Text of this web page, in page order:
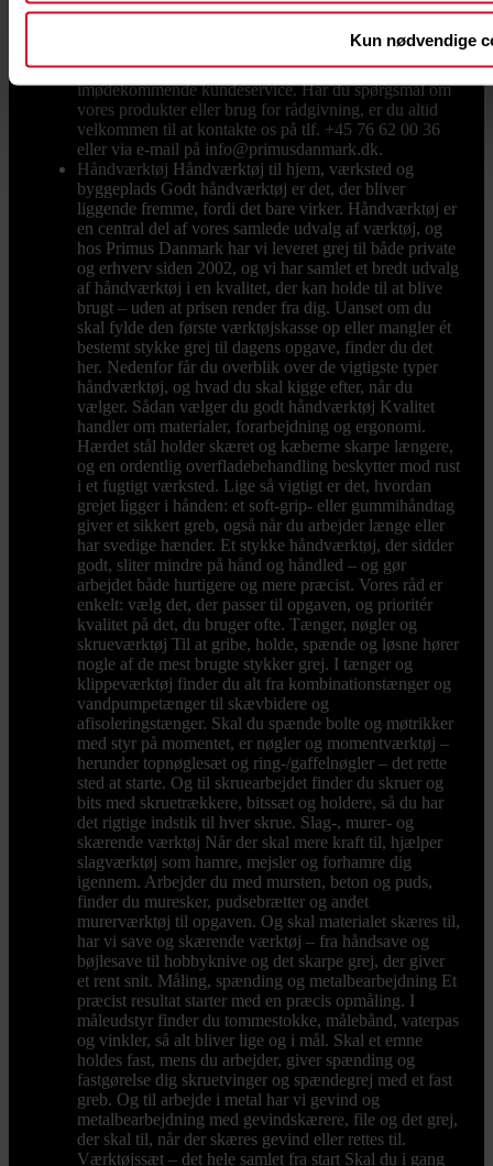
Kun nødvendige
service Hos PrimusDanmark tilbyder vi værktøj af høj
kvalitet til både professionelle håndværkere og private.
Hos os kan du altid regne med konkurrencedygtige
priser, hurtig levering fra dag til dag og
imødekommende kundeservice. Har du spørgsmål om
vores produkter eller brug for rådgivning, er du altid
velkommen til at kontakte os på tlf. +45 76 62 00 36
eller via e-mail på info@primusdanmark.dk.
Håndværktøj Håndværktøj til hjem, værksted og
byggeplads Godt håndværktøj er det, der bliver
liggende fremme, fordi det bare virker. Håndværktøj er
en central del af vores samlede udvalg af værktøj, og
hos Primus Danmark har vi leveret grej til både private
og erhverv siden 2002, og vi har samlet et bredt udvalg
af håndværktøj i en kvalitet, der kan holde til at blive
brugt – uden at prisen render fra dig. Uanset om du
skal fylde den første værktøjskasse op eller mangler ét
bestemt stykke grej til dagens opgave, finder du det
her. Nedenfor får du overblik over de vigtigste typer
håndværktøj, og hvad du skal kigge efter, når du
vælger. Sådan vælger du godt håndværktøj Kvalitet
handler om materialer, forarbejdning og ergonomi.
Hærdet stål holder skæret og kæberne skarpe længere,
og en ordentlig overfladebehandling beskytter mod rust
i et fugtigt værksted. Lige så vigtigt er det, hvordan
grejet ligger i hånden: et soft-grip- eller gummihåndtag
giver et sikkert greb, også når du arbejder længe eller
har svedige hænder. Et stykke håndværktøj, der sidder
godt, sliter mindre på hånd og håndled – og gør
arbejdet både hurtigere og mere præcist. Vores råd er
enkelt: vælg det, der passer til opgaven, og prioritér
kvalitet på det, du bruger ofte. Tænger, nøgler og
skrueværktøj Til at gribe, holde, spænde og løsne hører
nogle af de mest brugte stykker grej. I tænger og
klippeværktøj finder du alt fra kombinationstænger og
vandpumpetænger til skævbidere og
afisoleringstænger. Skal du spænde bolte og møtrikker
med styr på momentet, er nøgler og momentværktøj –
herunder topnøglesæt og ring-/gaffelnøgler – det rette
sted at starte. Og til skruearbejdet finder du skruer og
bits med skruetrækkere, bitssæt og holdere, så du har
det rigtige indstik til hver skrue. Slag-, murer- og
skærende værktøj Når der skal mere kraft til, hjælper
slagværktøj som hamre, mejsler og forhamre dig
igennem. Arbejder du med mursten, beton og puds,
finder du muresker, pudsebrætter og andet
murerværktøj til opgaven. Og skal materialet skæres til,
har vi save og skærende værktøj – fra håndsave og
bøjlesave til hobbyknive og det skarpe grej, der giver
et rent snit. Måling, spænding og metalbearbejdning Et
præcist resultat starter med en præcis opmåling. I
måleudstyr finder du tommestokke, målebånd, vaterpas
og vinkler, så alt bliver lige og i mål. Skal et emne
holdes fast, mens du arbejder, giver spænding og
fastgørelse dig skruetvinger og spændegrej med et fast
greb. Og til arbejde i metal har vi gevind og
metalbearbejdning med gevindskærere, file og det grej,
der skal til, når der skæres gevind eller rettes til.
Værktøjssæt – det hele samlet fra start Skal du i gang